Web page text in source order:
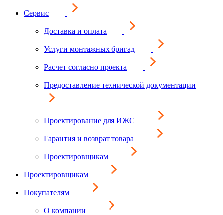
Сервис
Доставка и оплата
Услуги монтажных бригад
Расчет согласно проекта
Предоставление технической документации
Проектирование для ИЖС
Гарантия и возврат товара
Проектировщикам
Проектировщикам
Покупателям
О компании